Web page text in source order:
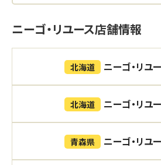
ニーゴ・リユース店舗情報
北海道 ニーゴ・リユ
北海道 ニーゴ・リユ
青森県 ニーゴ・リユ